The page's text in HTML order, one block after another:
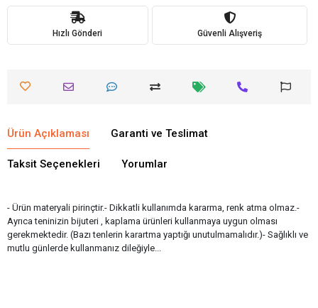
Hızlı Gönderi Güvenli Alışveriş
Ürün Açıklaması Garanti ve Teslimat
Taksit Seçenekleri Yorumlar
- Ürün materyali pirinçtir.- Dikkatli kullanımda kararma, renk atma olmaz.-
Ayrıca teninizin bijuteri , kaplama ürünleri kullanmaya uygun olması
gerekmektedir. (Bazı tenlerin karartma yaptığı unutulmamalıdır.)- Sağlıklı ve
mutlu günlerde kullanmanız dileğiyle...